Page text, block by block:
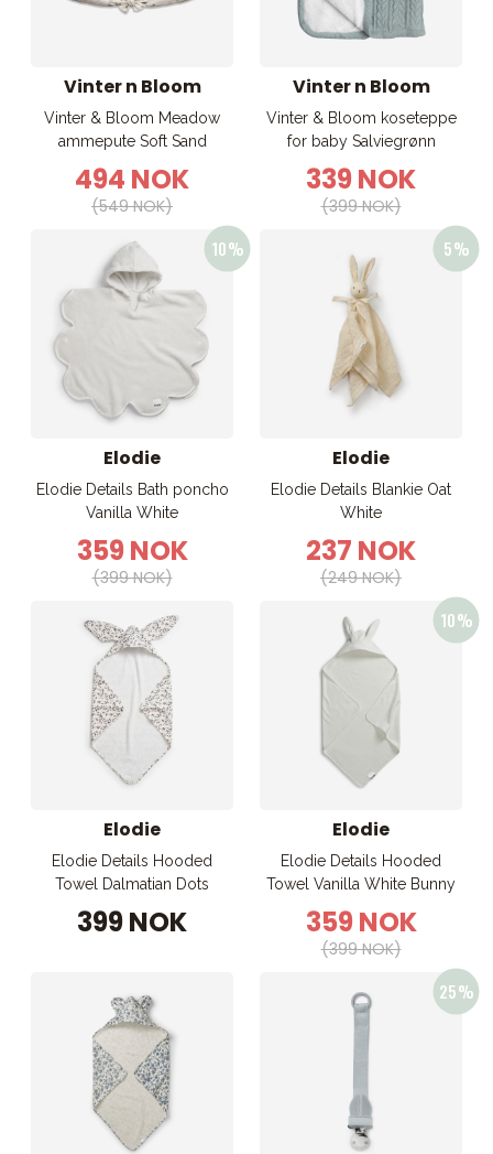
Vinter n Bloom
Vinter & Bloom Meadow
ammepute Soft Sand
494 NOK
(549 NOK)
Vinter n Bloom
Vinter & Bloom koseteppe
for baby Salviegrønn
339 NOK
(399 NOK)
Elodie
Elodie Details Bath poncho
Vanilla White
359 NOK
(399 NOK)
Elodie
Elodie Details Blankie Oat
White
237 NOK
(249 NOK)
Elodie
Elodie Details Hooded
Towel Dalmatian Dots
399 NOK
Elodie
Elodie Details Hooded
Towel Vanilla White Bunny
359 NOK
(399 NOK)